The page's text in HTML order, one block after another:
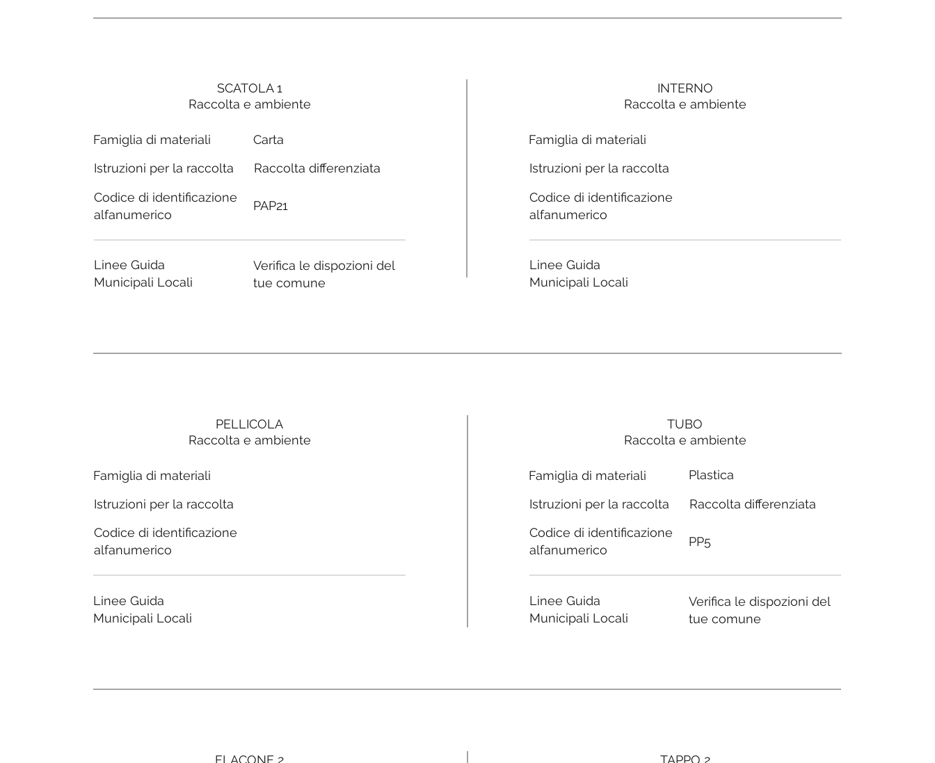
SCATOLA 1
Raccolta e ambiente
Famiglia di materiali
Istruzioni per la raccolta
Codice di identificazione
alfanumerico
Linee Guida
Municipali Locali
Carta
Raccolta differenziata
PAP21
Verifica le dispozioni del
tue comune
PELLICOLA
Raccolta e ambiente
Famiglia di materiali
Istruzioni per la raccolta
Codice di identificazione
alfanumerico
Linee Guida
Municipali Locali
FLACONE 2
INTERNO
Raccolta e ambiente
Famiglia di materiali
Istruzioni per la raccolta
Codice di identificazione
alfanumerico
Linee Guida
Municipali Locali
TUBO
Raccolta e ambiente
Famiglia di materiali
Istruzioni per la raccolta
Codice di identificazione
alfanumerico
Linee Guida
Municipali Locali
Plastica
Raccolta differenziata
PP5
Verifica le dispozioni del
tue comune
TAPPO 2